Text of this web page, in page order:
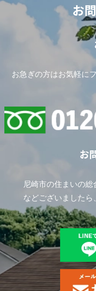
お
お急ぎの方はお気軽に
お
尼崎市の住まいの
などございました